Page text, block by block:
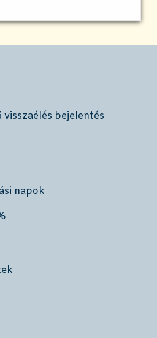
bejelentés
napok